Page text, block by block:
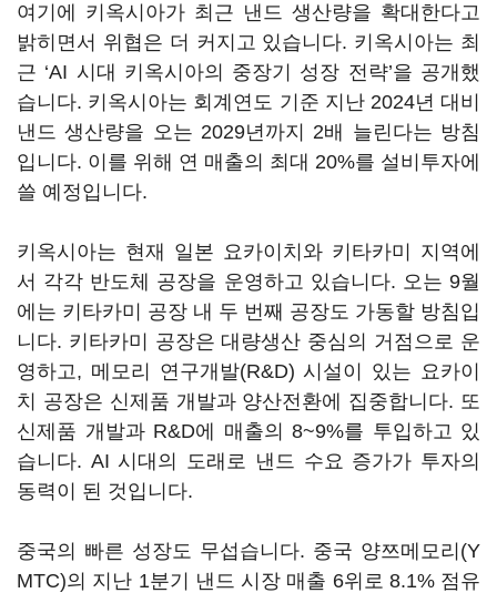
여기에 키옥시아가 최근 낸드 생산량을 확대한다고
밝히면서 위협은 더 커지고 있습니다. 키옥시아는 최
근 ‘AI 시대 키옥시아의 중장기 성장 전략’을 공개했
습니다. 키옥시아는 회계연도 기준 지난 2024년 대비
낸드 생산량을 오는 2029년까지 2배 늘린다는 방침
입니다. 이를 위해 연 매출의 최대 20%를 설비투자에
쓸 예정입니다.
키옥시아는 현재 일본 요카이치와 키타카미 지역에
서 각각 반도체 공장을 운영하고 있습니다. 오는 9월
에는 키타카미 공장 내 두 번째 공장도 가동할 방침입
니다. 키타카미 공장은 대량생산 중심의 거점으로 운
영하고, 메모리 연구개발(R&D) 시설이 있는 요카이
치 공장은 신제품 개발과 양산전환에 집중합니다. 또
신제품 개발과 R&D에 매출의 8~9%를 투입하고 있
습니다. AI 시대의 도래로 낸드 수요 증가가 투자의
동력이 된 것입니다.
중국의 빠른 성장도 무섭습니다. 중국 양쯔메모리(Y
MTC)의 지난 1분기 낸드 시장 매출 6위로 8.1% 점유